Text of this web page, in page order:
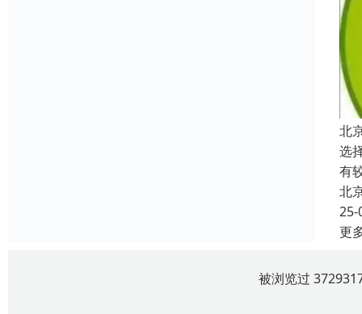
北
选
有
北
25-
更
被浏览过